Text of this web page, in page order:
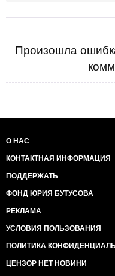
Произошла
О НАС
КОНТАКТНАЯ ИНФОРМАЦИЯ
ПОДДЕРЖАТЬ
ФОНД ЮРИЯ БУТУСОВА
РЕКЛАМА
УСЛОВИЯ ПОЛЬЗОВАНИЯ
ПОЛИТИКА
ЦЕНЗОР НЕТ НОВИНИ